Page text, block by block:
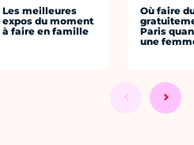
Les meilleures
expos du moment
à faire en famille
Où faire
Paris
une